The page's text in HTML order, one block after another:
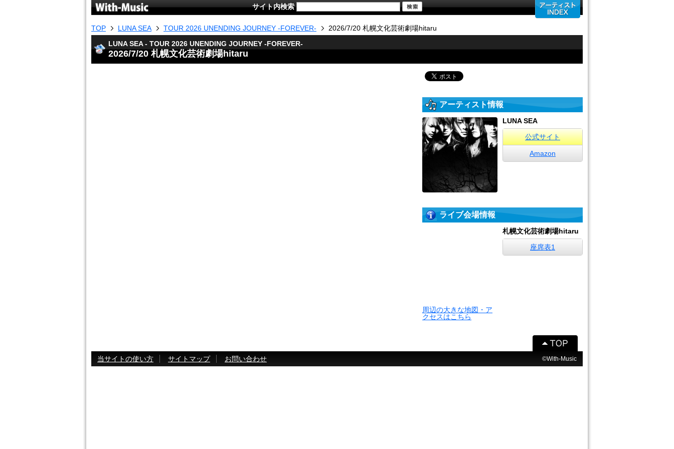
サイト内検索
TOP LUNA SEA TOUR 2026 UNENDING JOURNEY -FOREVER-
2026/7/20 札幌文化芸術劇場hitaru
LUNA SEA - TOUR 2026 UNENDING JOURNEY -FOREVER-
2026/7/20 札幌文化芸術劇場hitaru
アーティスト情報
LUNA SEA
公式サイト
Amazon
ライブ会場情報
周辺の大きな地図・ア
クセスはこちら
札幌文化芸術劇場hitaru
座席表1
当サイトの使い方 サイトマップ お問い合わせ ©With-Music